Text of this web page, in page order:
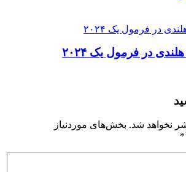
در فرمول یک ۲۰۲۴
نخواهد شد. بخش‌های موردنیاز
*